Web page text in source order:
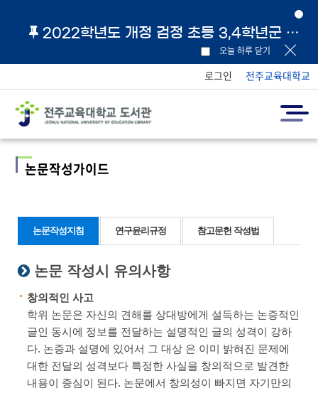
2022학년도 개정 검정 초등 3,4학년군 교과서 및 지도서 원문 링크 안내
오늘 하루 닫기
로그인 전주교육대학교
논문작성가이드
논문작성지침 연구윤리규정 참고문헌 작성법
논문 작성시 유의사항
창의적인 사고
학위 논문은 자신의 견해를 상대방에게 설득하는 논증적인
글인 동시에 정보를 전달하는 설명적인 글의 성격이 강하
다. 논증과 설명에 있어서 그 대상 은 이미 밝혀진 문제에
대한 전달의 성격보다 특정한 사실을 창의적으로 발견한
내용이 중심이 된다. 논문에서 창의성이 빠지면 자기만의